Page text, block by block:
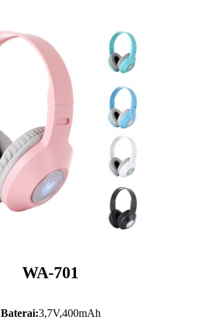
WA-701
Baterai:3,7V,400mAh